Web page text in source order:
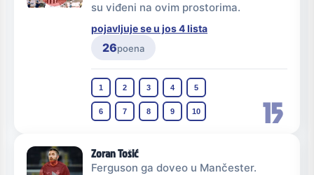
15
su viđeni na ovim prostorima.
pojavljuje se u jos 4 lista
26poena
1 2 3 4 5
6 7 8 9 10
Zoran Tošić
Ferguson ga doveo u Mančester.